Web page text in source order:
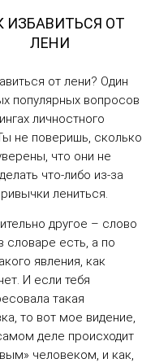
ИЗБАВИТЬСЯ ОТ
ЛЕНИ
от лени? Один
популярных вопросов
личностного
не поверишь, сколько
что они не
что-либо из-за
лениться.
другое – слово
словаре есть, а по
явления, как
И если тебя
такая
то вот мое видение,
деле происходит
человеком, и как,